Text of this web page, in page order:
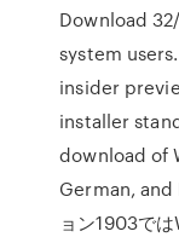
Download
system
insider
installer
download of
German, and
ョン1903で